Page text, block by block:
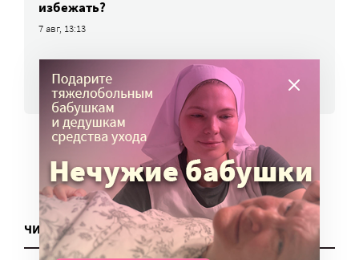
избежать?
7 авг, 13:13
ВСЕ НОВОСТИ
ЧИТАТЬ ЕЩЕ